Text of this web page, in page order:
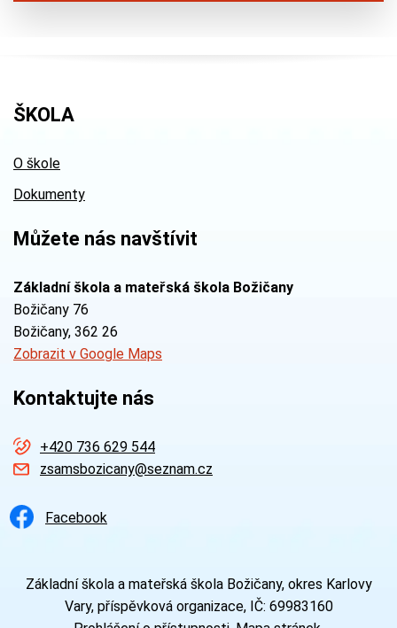
ŠKOLA
O škole
Dokumenty
Můžete nás navštívit
Základní škola a mateřská škola Božičany
Božičany 76
Božičany, 362 26
Zobrazit v Google Maps
Kontaktujte nás
+420 736 629 544
zsamsbozicany@seznam.cz
Facebook
Základní škola a mateřská škola Božičany, okres Karlovy
Vary, příspěvková organizace, IČ: 69983160